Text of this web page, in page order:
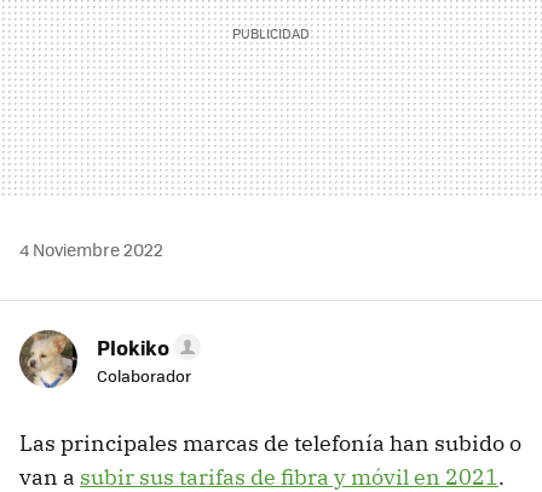
4 Noviembre 2022
Plokiko
Colaborador
Las principales marcas de telefonía han subido o
van a subir sus tarifas de fibra y móvil en 2021.